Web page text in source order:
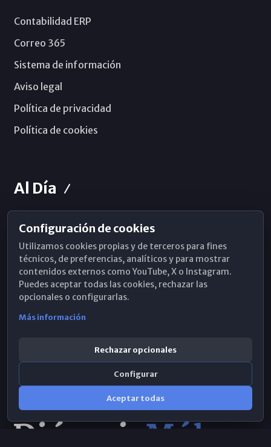
Contabilidad ERP
Correo 365
Sistema de información
Aviso legal
Política de privacidad
Política de cookies
Al Día
Horarios de Misa
Hemeroteca
WhatsApp
Configuración de cookies
Utilizamos cookies propias y de terceros para fines
técnicos, de preferencias, analíticos y para mostrar
contenidos externos como YouTube, X o Instagram.
Puedes aceptar todas las cookies, rechazar las
opcionales o configurarlas.
Más información
Rechazar opcionales
Configurar
Aceptar todas